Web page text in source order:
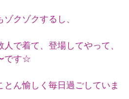
クゾクするし、
で着て、登場してやって、
です☆
ん愉しく毎日過ごしていま